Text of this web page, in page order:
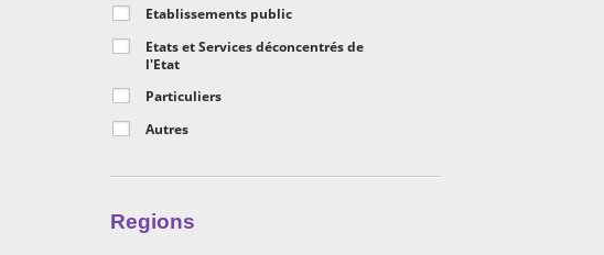
Etablissements public
Etats et Services déconcentrés de
l'Etat
Particuliers
Autres
Regions